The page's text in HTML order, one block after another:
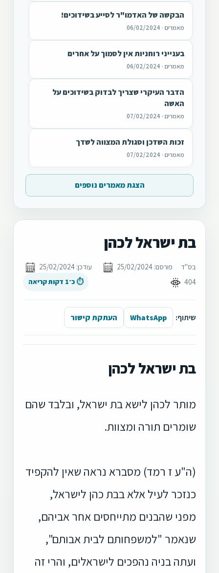
הבקשה של האדמו"ר לסייע בשידוכים!
מאמרים · 06/02/2024
בענייני רוחניות אין לסמוך על אחרים
מאמרים · 06/02/2024
הדבר העיקרי שצריך לבדוק בשידוכים על
האשה
מאמרים · 07/02/2024
זכות השדכן וסגולת המצווה לשדך
מאמרים · 07/02/2024
הצגת מאמרים נוספים
בת ישראל לכהן
בס"ד פורסם: 25/02/2024
עודכן: 25/02/2024
404
⏱ כ־1 דקות קריאה
שיתוף: WhatsApp העתקת קישור
בת ישראל לכהן
מותר לכהן לישא בת ישראל, ובלבד שהם
שומרים תורה ומצוות.
(ה"ע ז רמד) מסברא נראה שאין להקפיד
כנזכר לעיל אלא בבת כהן לישראל,
מפני שהבנים מתייחסים אחר אביהם,
שנאמר "למשפחותם לבית אבותם",
ועתה בניה נהפכים לישראלים, והרי זה